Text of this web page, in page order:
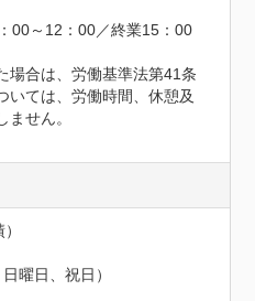
00～12：00／終業15：00
場合は、労働基準法第41条
いては、労働時間、休憩及
せん。
曜日、祝日）